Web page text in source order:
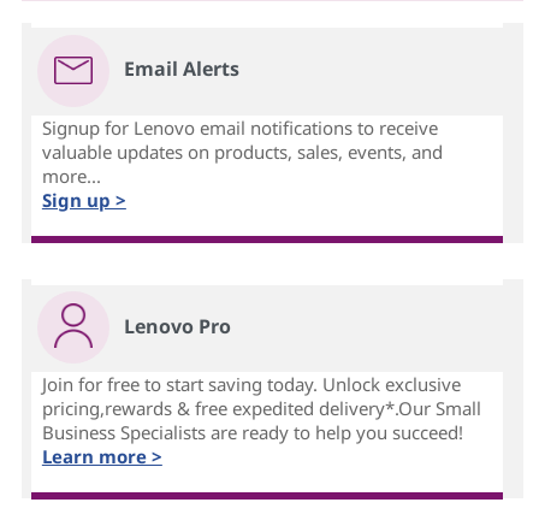
Email Alerts
Signup for Lenovo email notifications to receive
valuable updates on products, sales, events, and
more...
Sign up >
Lenovo Pro
Join for free to start saving today. Unlock exclusive
pricing,rewards & free expedited delivery*.Our Small
Business Specialists are ready to help you succeed!
Learn more >